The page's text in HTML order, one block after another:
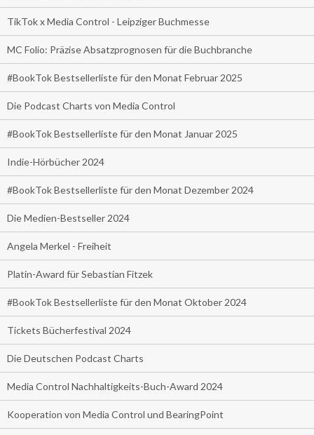
TikTok x Media Control - Leipziger Buchmesse
MC Folio: Präzise Absatzprognosen für die Buchbranche
#BookTok Bestsellerliste für den Monat Februar 2025
Die Podcast Charts von Media Control
#BookTok Bestsellerliste für den Monat Januar 2025
Indie-Hörbücher 2024
#BookTok Bestsellerliste für den Monat Dezember 2024
Die Medien-Bestseller 2024
Angela Merkel - Freiheit
Platin-Award für Sebastian Fitzek
#BookTok Bestsellerliste für den Monat Oktober 2024
Tickets Bücherfestival 2024
Die Deutschen Podcast Charts
Media Control Nachhaltigkeits-Buch-Award 2024
Kooperation von Media Control und BearingPoint